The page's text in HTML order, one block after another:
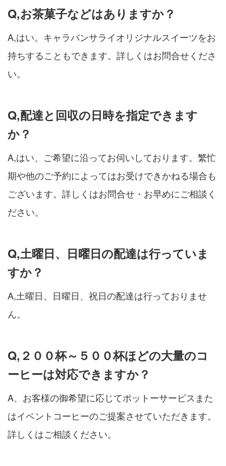
Q,お茶菓子などはありますか？
A,はい。キャラバンサライオリジナルスイーツをお
持ちすることもできます。詳しくはお問合せくださ
い。
Q,配達と回収の日時を指定できます
か？
A,はい、ご希望に沿ってお伺いしております。繁忙
期や他のご予約によってはお受けできかねる場合も
ございます。詳しくはお問合せ・お早めにご相談く
ださい。
Q,土曜日、日曜日の配達は行っていま
すか？
A,土曜日、日曜日、祝日の配達は行っておりませ
ん。
Q,２００杯～５００杯ほどの大量のコ
ーヒーは対応できますか？
A、お客様の御希望に応じてポットーサービスまた
はイベントコーヒーのご提案させていただきます。
詳しくはご相談ください。